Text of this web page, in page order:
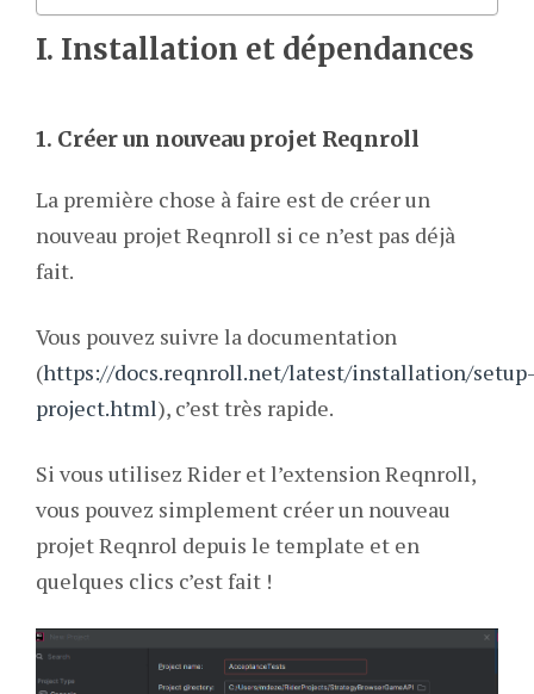
I. Installation et dépendances
1. Créer un nouveau projet Reqnroll
La première chose à faire est de créer un
nouveau projet Reqnroll si ce n’est pas déjà
fait.
Vous pouvez suivre la documentation
(https://docs.reqnroll.net/latest/installation/setup-
project.html), c’est très rapide.
Si vous utilisez Rider et l’extension Reqnroll,
vous pouvez simplement créer un nouveau
projet Reqnrol depuis le template et en
quelques clics c’est fait !